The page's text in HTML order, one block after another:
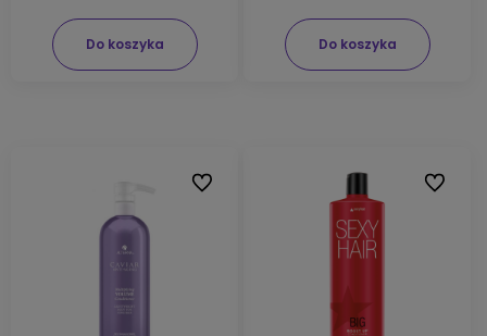
Do koszyka Do koszyka
Do ulubionych Do